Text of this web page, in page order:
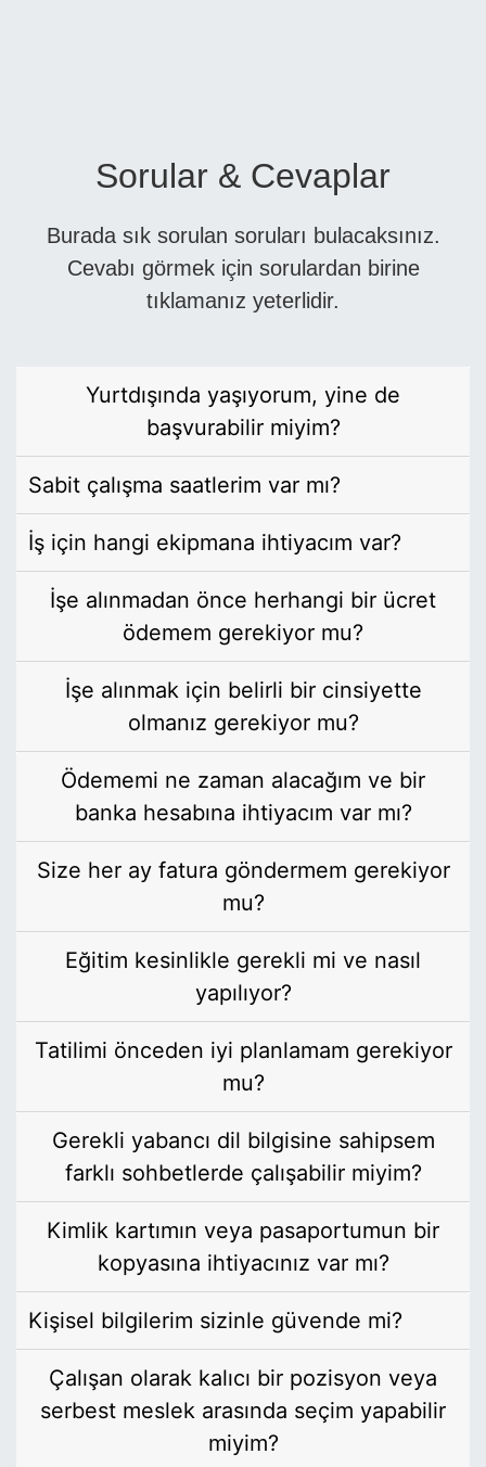
Sorular & Cevaplar
Burada sık sorulan soruları bulacaksınız.
Cevabı görmek için sorulardan birine
tıklamanız yeterlidir.
Yurtdışında yaşıyorum, yine de
başvurabilir miyim?
Sabit çalışma saatlerim var mı?
İş için hangi ekipmana ihtiyacım var?
İşe alınmadan önce herhangi bir ücret
ödemem gerekiyor mu?
İşe alınmak için belirli bir cinsiyette
olmanız gerekiyor mu?
Ödememi ne zaman alacağım ve bir
banka hesabına ihtiyacım var mı?
Size her ay fatura göndermem gerekiyor
mu?
Eğitim kesinlikle gerekli mi ve nasıl
yapılıyor?
Tatilimi önceden iyi planlamam gerekiyor
mu?
Gerekli yabancı dil bilgisine sahipsem
farklı sohbetlerde çalışabilir miyim?
Kimlik kartımın veya pasaportumun bir
kopyasına ihtiyacınız var mı?
Kişisel bilgilerim sizinle güvende mi?
Çalışan olarak kalıcı bir pozisyon veya
serbest meslek arasında seçim yapabilir
miyim?